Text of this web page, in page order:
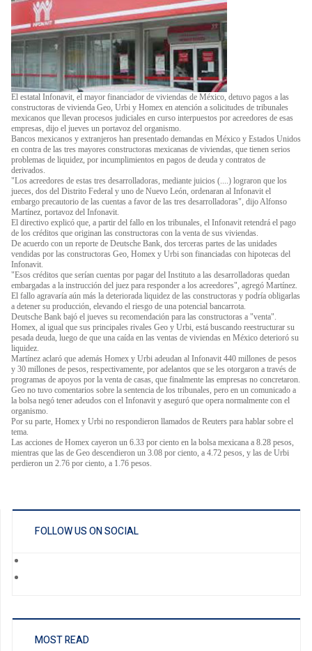
El estatal Infonavit, el mayor financiador de viviendas de México, detuvo pagos a las
constructoras de vivienda Geo, Urbi y Homex en atención a solicitudes de tribunales
mexicanos que llevan procesos judiciales en curso interpuestos por acreedores de esas
empresas, dijo el jueves un portavoz del organismo.
Bancos mexicanos y extranjeros han presentado demandas en México y Estados Unidos
en contra de las tres mayores constructoras mexicanas de viviendas, que tienen serios
problemas de liquidez, por incumplimientos en pagos de deuda y contratos de
derivados.
"Los acreedores de estas tres desarrolladoras, mediante juicios (....) lograron que los
jueces, dos del Distrito Federal y uno de Nuevo León, ordenaran al Infonavit el
embargo precautorio de las cuentas a favor de las tres desarrolladoras", dijo Alfonso
Martínez, portavoz del Infonavit.
El directivo explicó que, a partir del fallo en los tribunales, el Infonavit retendrá el pago
de los créditos que originan las constructoras con la venta de sus viviendas.
De acuerdo con un reporte de Deutsche Bank, dos terceras partes de las unidades
vendidas por las constructoras Geo, Homex y Urbi son financiadas con hipotecas del
Infonavit.
"Esos créditos que serían cuentas por pagar del Instituto a las desarrolladoras quedan
embargadas a la instrucción del juez para responder a los acreedores", agregó Martínez.
El fallo agravaría aún más la deteriorada liquidez de las constructoras y podría obligarlas
a detener su producción, elevando el riesgo de una potencial bancarrota.
Deutsche Bank bajó el jueves su recomendación para las constructoras a "venta".
Homex, al igual que sus principales rivales Geo y Urbi, está buscando reestructurar su
pesada deuda, luego de que una caída en las ventas de viviendas en México deterioró su
liquidez.
Martínez aclaró que además Homex y Urbi adeudan al Infonavit 440 millones de pesos
y 30 millones de pesos, respectivamente, por adelantos que se les otorgaron a través de
programas de apoyos por la venta de casas, que finalmente las empresas no concretaron.
Geo no tuvo comentarios sobre la sentencia de los tribunales, pero en un comunicado a
la bolsa negó tener adeudos con el Infonavit y aseguró que opera normalmente con el
organismo.
Por su parte, Homex y Urbi no respondieron llamados de Reuters para hablar sobre el
tema.
Las acciones de Homex cayeron un 6.33 por ciento en la bolsa mexicana a 8.28 pesos,
mientras que las de Geo descendieron un 3.08 por ciento, a 4.72 pesos, y las de Urbi
perdieron un 2.76 por ciento, a 1.76 pesos.
FOLLOW US ON SOCIAL
MOST READ